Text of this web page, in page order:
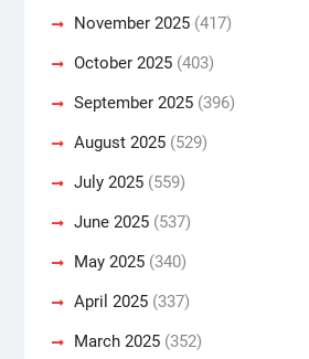
November 2025(417)
October 2025(403)
September 2025(396)
August 2025(529)
July 2025(559)
June 2025(537)
May 2025(340)
April 2025(337)
March 2025(352)